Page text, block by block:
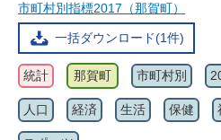
市町村別指標2017（那賀町）
一括ダウンロード(1件)
統計 那賀町 市町村別
人口 経済 生活 保健